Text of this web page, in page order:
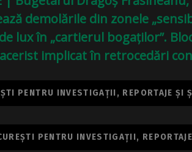
demolările din zonele
lux în „cartierul bogaților”.
implicat în retrocedări
PENTRU INVESTIGAȚII, REPORTAJE ȘI
PENTRU INVESTIGAȚII,